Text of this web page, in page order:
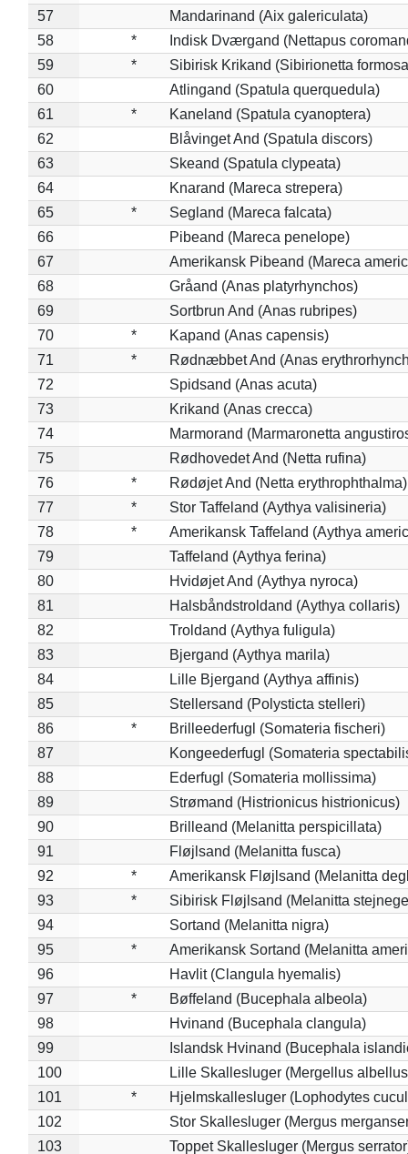
57
Mandarinand (Aix galericulata)
58
*
Indisk Dværgand (Nettapus
59
*
Sibirisk Krikand (Sibirionetta
60
Atlingand (Spatula querquedula)
61
*
Kaneland (Spatula cyanoptera)
62
Blåvinget And (Spatula discors)
63
Skeand (Spatula clypeata)
64
Knarand (Mareca strepera)
65
*
Segland (Mareca falcata)
66
Pibeand (Mareca penelope)
67
Amerikansk Pibeand (Mareca
68
Gråand (Anas platyrhynchos)
69
Sortbrun And (Anas rubripes)
70
*
Kapand (Anas capensis)
71
*
Rødnæbbet And (Anas
72
Spidsand (Anas acuta)
73
Krikand (Anas crecca)
74
Marmorand (Marmaronetta
75
Rødhovedet And (Netta rufina)
76
*
Rødøjet And (Netta erythrophthalma)
77
*
Stor Taffeland (Aythya valisineria)
78
*
Amerikansk Taffeland (Aythya
79
Taffeland (Aythya ferina)
80
Hvidøjet And (Aythya nyroca)
81
Halsbåndstroldand (Aythya collaris)
82
Troldand (Aythya fuligula)
83
Bjergand (Aythya marila)
84
Lille Bjergand (Aythya affinis)
85
Stellersand (Polysticta stelleri)
86
*
Brilleederfugl (Somateria fischeri)
87
Kongeederfugl (Somateria
88
Ederfugl (Somateria mollissima)
89
Strømand (Histrionicus histrionicus)
90
Brilleand (Melanitta perspicillata)
91
Fløjlsand (Melanitta fusca)
92
*
Amerikansk Fløjlsand (Melanitta
93
*
Sibirisk Fløjlsand (Melanitta
94
Sortand (Melanitta nigra)
95
*
Amerikansk Sortand (Melanitta
96
Havlit (Clangula hyemalis)
97
*
Bøffeland (Bucephala albeola)
98
Hvinand (Bucephala clangula)
99
Islandsk Hvinand (Bucephala
100
Lille Skallesluger (Mergellus
101
*
Hjelmskallesluger (Lophodytes
102
Stor Skallesluger (Mergus
103
Toppet Skallesluger (Mergus